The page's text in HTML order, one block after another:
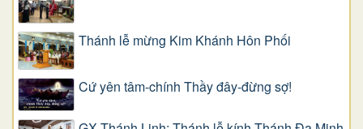
Thánh lễ mừng Kim Khánh Hôn Phối
Cứ yên tâm-chính Thầy đây-đừng sợ!